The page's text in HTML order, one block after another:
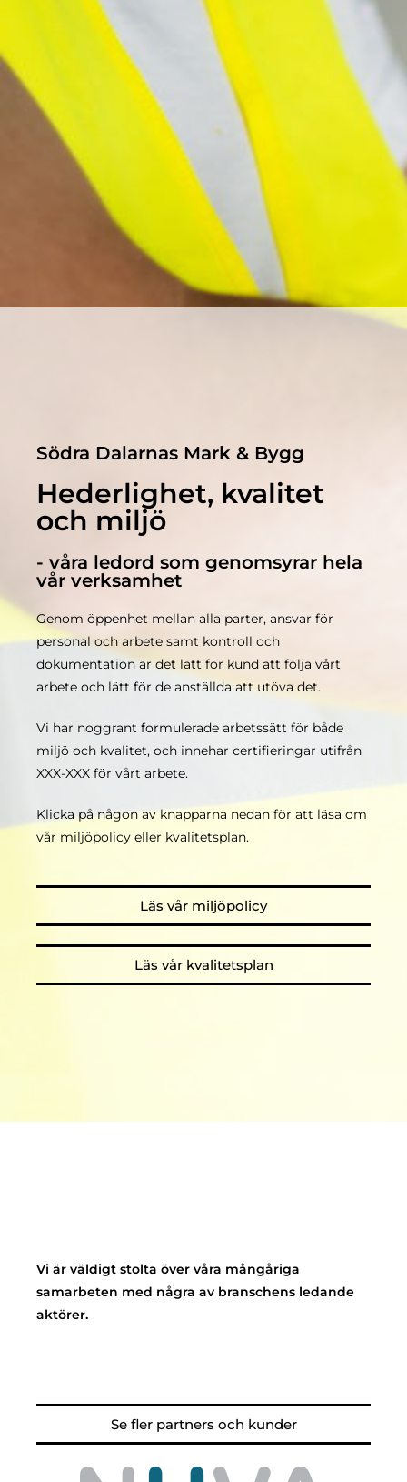
Södra Dalarnas Mark & Bygg
Hederlighet, kvalitet
och miljö
- våra ledord som genomsyrar hela
vår verksamhet
Genom öppenhet mellan alla parter, ansvar för
personal och arbete samt kontroll och
dokumentation är det lätt för kund att följa vårt
arbete och lätt för de anställda att utöva det.
Vi har noggrant formulerade arbetssätt för både
miljö och kvalitet, och innehar certifieringar utifrån
XXX-XXX för vårt arbete.
Klicka på någon av knapparna nedan för att läsa om
vår miljöpolicy eller kvalitetsplan.
Läs vår miljöpolicy
Läs vår kvalitetsplan
Vi är väldigt stolta över våra mångåriga
samarbeten med några av branschens ledande
aktörer.
Se fler partners och kunder